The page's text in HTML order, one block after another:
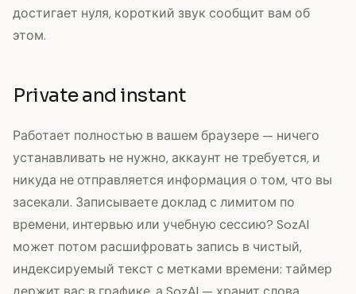
достигает нуля, короткий звук сообщит вам об
этом.
Private and instant
Работает полностью в вашем браузере — ничего
устанавливать не нужно, аккаунт не требуется, и
никуда не отправляется информация о том, что вы
засекали. Записываете доклад с лимитом по
времени, интервью или учебную сессию? SozAI
может потом расшифровать запись в чистый,
индексируемый текст с метками времени: таймер